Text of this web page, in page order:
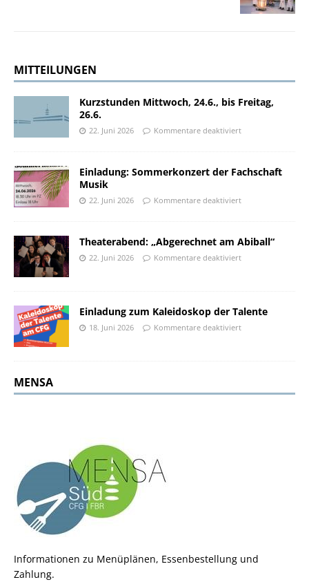
MITTEILUNGEN
Kurzstunden Mittwoch, 24.6., bis Freitag,
26.6.
22. Juni 2026 Kommentare deaktiviert
Einladung: Sommerkonzert der Fachschaft
Musik
22. Juni 2026 Kommentare deaktiviert
Theaterabend: „Abgerechnet am Abiball“
22. Juni 2026 Kommentare deaktiviert
Einladung zum Kaleidoskop der Talente
18. Juni 2026 Kommentare deaktiviert
MENSA
Informationen zu Menüplänen, Essenbestellung und
Zahlung.